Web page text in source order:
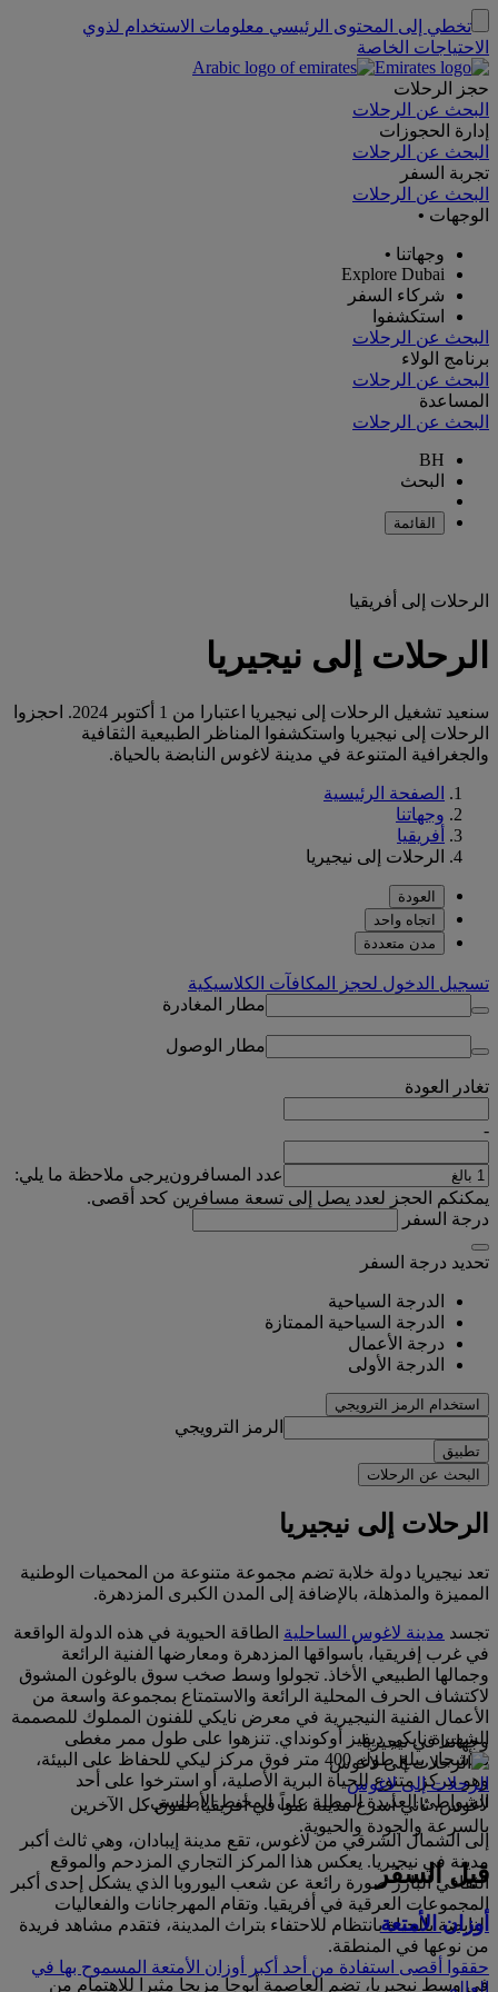
تخطي إلى المحتوى الرئيسي معلومات الاستخدام لذوي
الاحتياجات الخاصة
حجز الرحلات
البحث عن الرحلات
إدارة الحجوزات
البحث عن الرحلات
تجربة السفر
البحث عن الرحلات
الوجهات •
وجهاتنا •
Explore Dubai
شركاء السفر
استكشفوا
البحث عن الرحلات
برنامج الولاء
البحث عن الرحلات
المساعدة
البحث عن الرحلات
BH
البحث
القائمة
الرحلات إلى أفريقيا
الرحلات إلى نيجيريا
سنعيد تشغيل الرحلات إلى نيجيريا اعتبارا من 1 أكتوبر 2024. احجزوا
الرحلات إلى نيجيريا واستكشفوا المناظر الطبيعية الثقافية
والجغرافية المتنوعة في مدينة لاغوس النابضة بالحياة.
الصفحة الرئيسية
وجهاتنا
أفريقيا
الرحلات إلى نيجيريا
العودة
اتجاه واحد
مدن متعددة
تسجيل الدخول لحجز المكافآت الكلاسيكية
مطار المغادرة
مطار الوصول
تغادر العودة
-
عدد المسافرونيرجى ملاحظة ما يلي:
يمكنكم الحجز لعدد يصل إلى تسعة مسافرين كحد أقصى.
درجة السفر
تحديد درجة السفر
الدرجة السياحية
الدرجة السياحية الممتازة
درجة الأعمال
الدرجة الأولى
استخدام الرمز الترويجي
الرمز الترويجي
تطبيق
البحث عن الرحلات
الرحلات إلى نيجيريا
تعد نيجيريا دولة خلابة تضم مجموعة متنوعة من المحميات الوطنية
المميزة والمذهلة، بالإضافة إلى المدن الكبرى المزدهرة.
تجسد مدينة لاغوس الساحلية الطاقة الحيوية في هذه الدولة الواقعة
في غرب إفريقيا، بأسواقها المزدهرة ومعارضها الفنية الرائعة
وجمالها الطبيعي الأخاذ. تجولوا وسط صخب سوق بالوغون المشوق
لاكتشاف الحرف المحلية الرائعة والاستمتاع بمجموعة واسعة من
الأعمال الفنية النيجيرية في معرض نايكي للفنون المملوك للمصممة
الشهيرة نايكي ديفيز أوكونداي. تنزهوا على طول ممر مغطى
بالأشجار يبلغ طوله 400 متر فوق مركز ليكي للحفاظ على البيئة،
وهو مركز متنوع للحياة البرية الأصلية، أو استرخوا على أحد
الشواطئ العديدة المطلة على المحيط الأطلسي.
إلى الشمال الشرقي من لاغوس، تقع مدينة إيبادان، وهي ثالث أكبر
مدينة في نيجيريا. يعكس هذا المركز التجاري المزدحم والموقع
الثقافي البارز صورة رائعة عن شعب اليوروبا الذي يشكل إحدى أكبر
المجموعات العرقية في أفريقيا. وتقام المهرجانات والفعاليات
النابضة بالحياة بانتظام للاحتفاء بتراث المدينة، فتقدم مشاهد فريدة
من نوعها في المنطقة.
في وسط نيجيريا، تضم العاصمة أبوجا مزيجا مثيرا للاهتمام من
وجهاتنا في نيجيريا
الرحلات إلى لاغوس
لاغوس، ثاني أسرع مدينة نمواً في أفريقيا، تفوق كل الآخرين
بالسرعة والجودة والحيوية.
قبل السفر
أوزان الأمتعة
حققوا أقصى استفادة من أحد أكبر أوزان الأمتعة المسموح بها في